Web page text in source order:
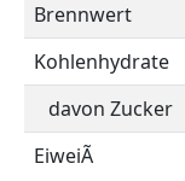
Brennwert
Kohlenhydrate
davon Zucker
EiweiÃ